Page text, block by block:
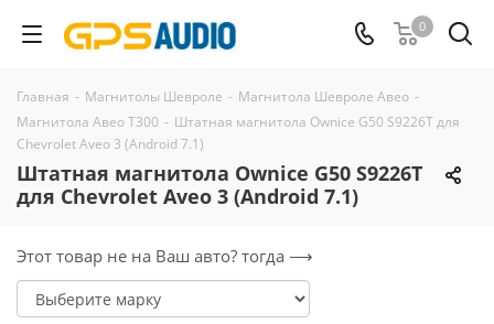
0
Главная - Магнитолы Шевроле - Магнитола Шевроле Авео -
Магнитола Авео Т300 - Штатная магнитола Ownice G50 S9226T для
Chevrolet Aveo 3 (Android 7.1)
Штатная магнитола Ownice G50 S9226T
для Chevrolet Aveo 3 (Android 7.1)
Этот товар не на Ваш авто? тогда ⟶